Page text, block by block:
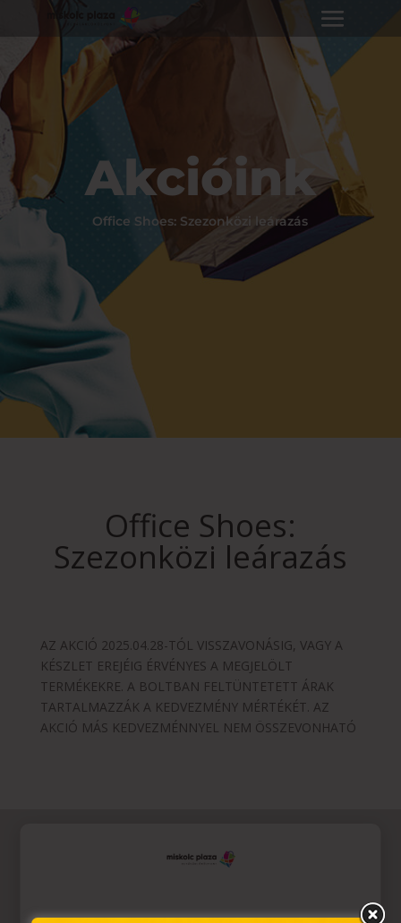
Akcióink
Office Shoes: Szezonközi leárazás
Office Shoes:
Szezonközi leárazás
AZ AKCIÓ 2025.04.28-TÓL VISSZAVONÁSIG, VAGY A
KÉSZLET EREJÉIG ÉRVÉNYES A MEGJELÖLT
TERMÉKEKRE. A BOLTBAN FELTÜNTETETT ÁRAK
TARTALMAZZÁK A KEDVEZMÉNY MÉRTÉKÉT. AZ
AKCIÓ MÁS KEDVEZMÉNNYEL NEM ÖSSZEVONHATÓ